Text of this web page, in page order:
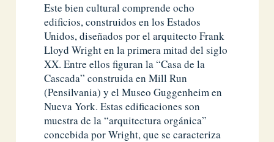
Este bien cultural comprende ocho
edificios, construidos en los Estados
Unidos, diseñados por el arquitecto Frank
Lloyd Wright en la primera mitad del siglo
XX. Entre ellos figuran la “Casa de la
Cascada” construida en Mill Run
(Pensilvania) y el Museo Guggenheim en
Nueva York. Estas edificaciones son
muestra de la “arquitectura orgánica”
concebida por Wright, que se caracteriza